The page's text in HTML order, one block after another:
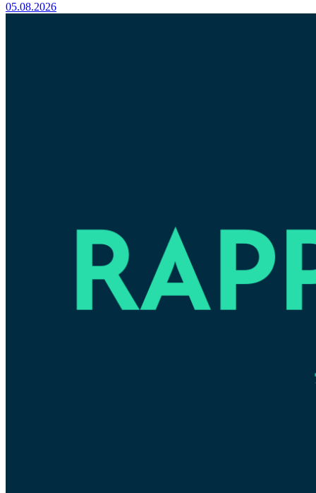
05.08.2026